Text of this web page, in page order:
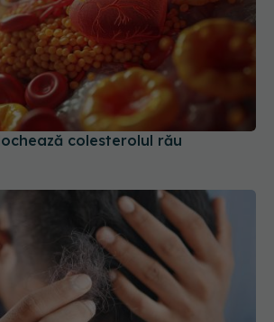
colesterolul rău